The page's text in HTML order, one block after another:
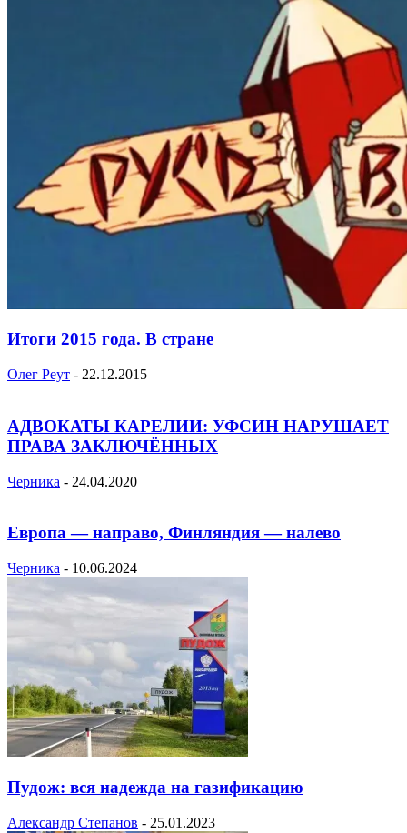
Итоги 2015 года. В стране
Олег Реут - 22.12.2015
АДВОКАТЫ КАРЕЛИИ: УФСИН НАРУШАЕТ
ПРАВА ЗАКЛЮЧЁННЫХ
Черника - 24.04.2020
Европа — направо, Финляндия — налево
Черника - 10.06.2024
Пудож: вся надежда на газификацию
Александр Степанов - 25.01.2023